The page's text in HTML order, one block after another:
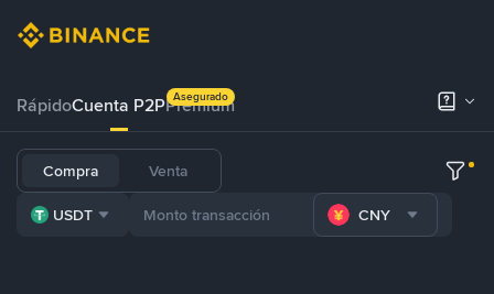
RápidoCuenta P2PPrémium
Asegurado
Compra Venta
USDT CNY